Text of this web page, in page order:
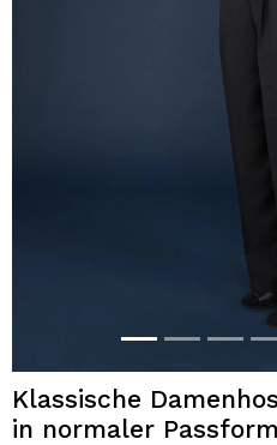
Klassische
in normaler Passform